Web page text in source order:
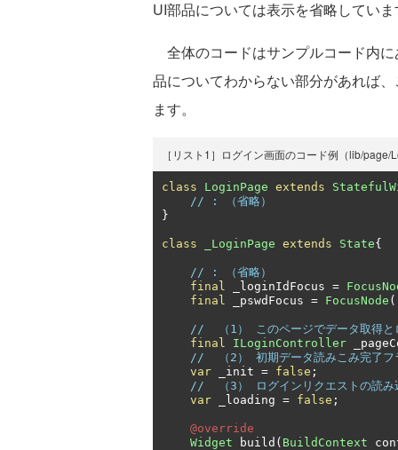
UI部品については表示を省略してい
全体のコードはサンプルコード内
品についてわからない部分があれば
ます。
［リスト1］ログイン画面のコード例（lib/
class LoginPage extends
// : （省略）
}
class _LoginPage extends State{
// : （省略）
final
_loginIdFocus =
final
_pswdFocus = FocusNode
//  （1） このページでデータ取得と
final
ILoginController
//  （2） 初期データ読みこみ完了フ
var _init = false ;
//  （3） ログインリクエストの読み
var _loading = false ;
@override
Widget build ( BuildContext